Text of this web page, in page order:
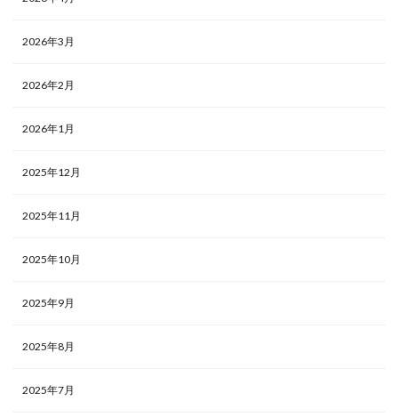
2026年3月
2026年2月
2026年1月
2025年12月
2025年11月
2025年10月
2025年9月
2025年8月
2025年7月